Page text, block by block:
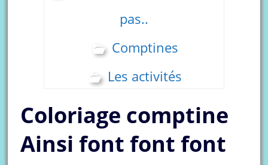
pas..
Comptines
Les activités
Coloriage comptine
Ainsi font font font